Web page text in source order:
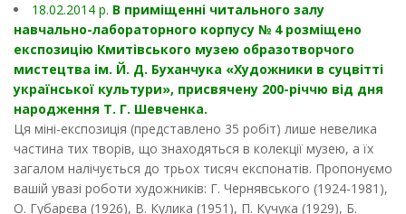
18.02.2014 p. В приміщенні читального залу
навчально-лабораторного корпусу № 4 розміщено
експозицію Кмитівського музею образотворчого
мистецтва ім. Й. Д. Буханчука «Художники в суцвітті
української культури», присвячену 200-річчю від дня
народження Т. Г. Шевченка.
Ця міні-експозиція (представлено 35 робіт) лише невелика
частина тих творів, що знаходяться в колекції музею, а їх
загалом налічується до трьох тисяч експонатів. Пропонуємо
вашій увазі роботи художників: Г. Чернявського (1924-1981),
О. Губарєва (1926), В. Кулика (1951), П. Кучука (1929), Б.